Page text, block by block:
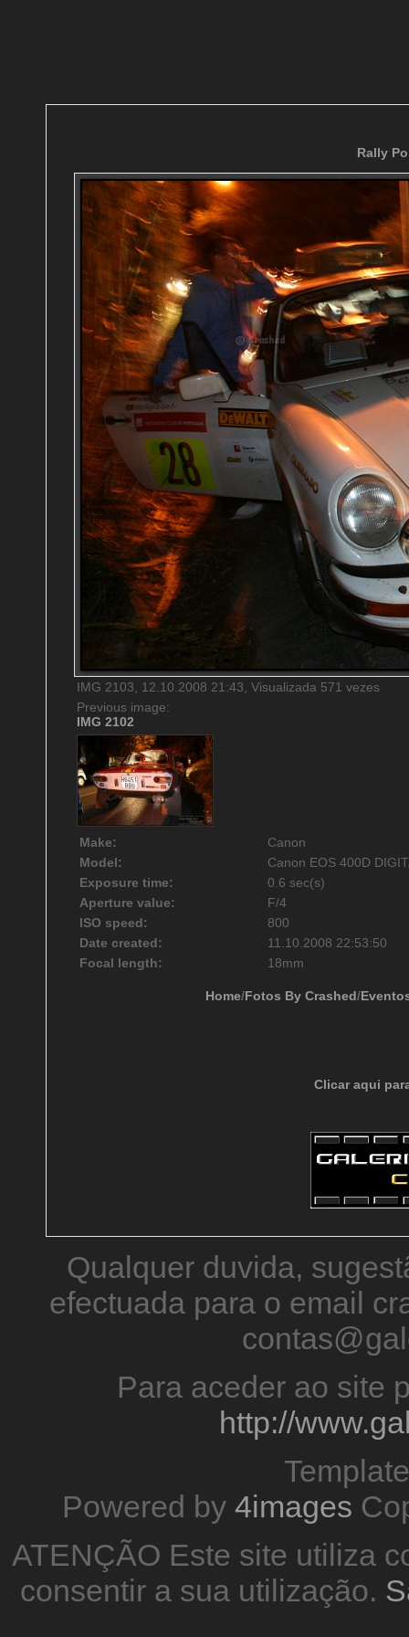
Rally
IMG 2103, 12.10.2008 21:43, Visualizada 571 vezes
Previous image:
IMG 2102
Make:
Canon
Model:
Canon EOS 400D
Exposure time:
0.6 sec(s)
Aperture value:
F/4
ISO speed:
800
Date created:
11.10.2008 22:53:50
Focal length:
18mm
Home/Fotos By Crashed/
Clicar aqui
Qualquer duvida,
efectuada para o email
Para aceder ao site
http://
Powered by 4images
ATENÇÃO Este site utiliza
consentir a sua utilização.